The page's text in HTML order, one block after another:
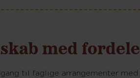
med fordele
til faglige arrangementer med